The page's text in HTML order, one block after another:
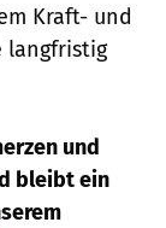
Kraft- und
langfristig
und
bleibt ein